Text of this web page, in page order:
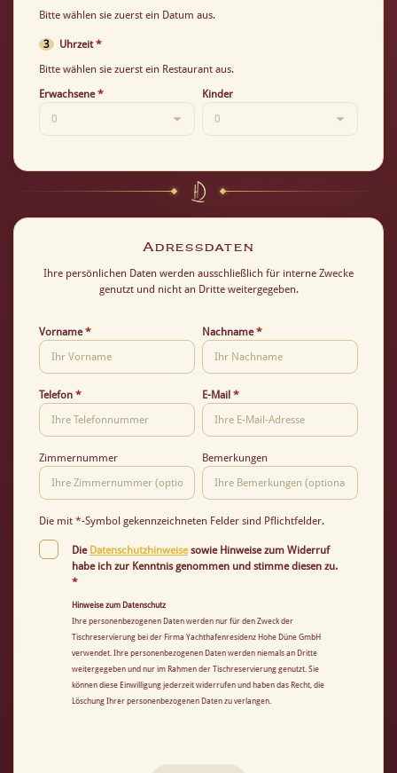
Bitte wählen sie zuerst ein Datum aus.
3 Uhrzeit*
Bitte wählen sie zuerst ein Restaurant aus.
Erwachsene* Kinder
Adressdaten
Ihre persönlichen Daten werden ausschließlich für interne Zwecke
genutzt und nicht an Dritte weitergegeben.
Vorname* Nachname*
Telefon * E-Mail *
Zimmernummer Bemerkungen
Die mit *-Symbol gekennzeichneten Felder sind Pflichtfelder.
Die Datenschutzhinweisesowie Hinweise zum Widerruf
habe ich zur Kenntnis genommen und stimme diesen zu.
*
Hinweise zum Datenschutz
Ihre personenbezogenen Daten werden nur für den Zweck der
Tischreservierung bei der Firma Yachthafenresidenz Hohe Düne GmbH
verwendet. Ihre personenbezogenen Daten werden niemals an Dritte
weitergegeben und nur im Rahmen der Tischreservierung genutzt. Sie
können diese Einwilligung jederzeit widerrufen und haben das Recht, die
Löschung Ihrer personenbezogenen Daten zu verlangen.